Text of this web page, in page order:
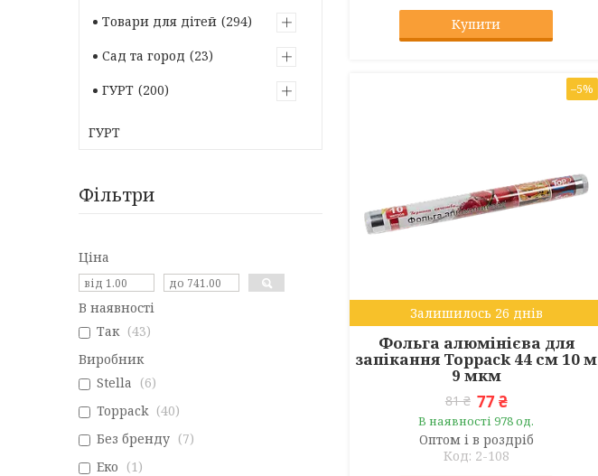
Купити
–5%
Залишилось 26 днів
Фольга алюмінієва для
запікання Toppack 44 см 10 м
9 мкм
81 ₴ 77 ₴
В наявності 978 од.
Оптом і в роздріб
2-108
Товари для дітей 294
Сад та город
23
ГУРТ 200
ГУРТ
Фільтри
Ціна
В наявності
Так
43
Виробник
Stella
6
Toppack
40
Без бренду
7
Еко
1